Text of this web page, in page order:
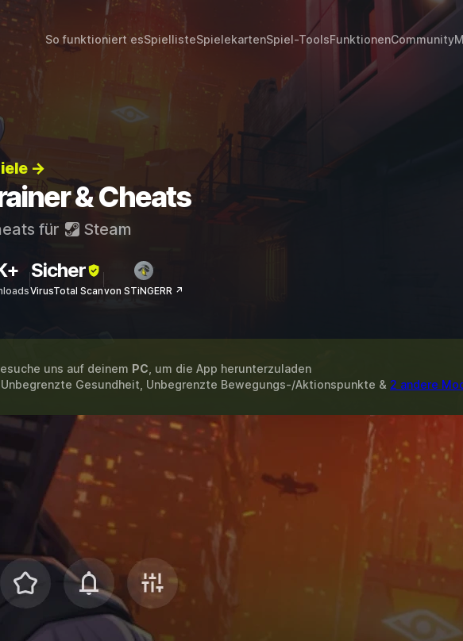
So funktioniert esSpiellisteSpielekartenSpiel-ToolsFunktionenCommunity
→
& Cheats
für Steam
Sicher
VirusTotal Scanvon STiNGERR ↗
uns auf deinem PC , um die App herunterzuladen
Gesundheit, Unbegrenzte Bewegungs-/Aktionspunkte & 2 andere